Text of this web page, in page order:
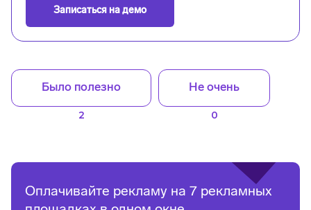
Записаться на демо
Было полезно
2
Не очень
0
Оплачивайте рекламу на 7 рекламных